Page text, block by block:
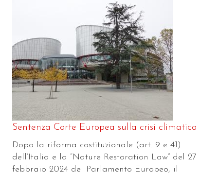
Sentenza Corte Europea sulla crisi climatica
Dopo la riforma costituzionale (art. 9 e 41)
dell’Italia e la “Nature Restoration Law” del 27
febbraio 2024 del Parlamento Europeo, il